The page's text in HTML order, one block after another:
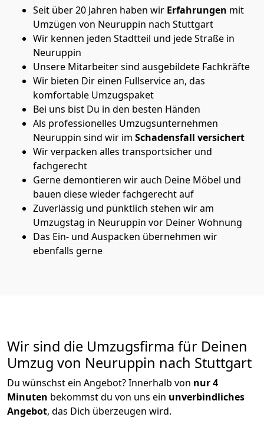
Seit über 20 Jahren haben wir Erfahrungen mit
Umzügen von Neuruppin nach Stuttgart
Wir kennen jeden Stadtteil und jede Straße in
Neuruppin
Unsere Mitarbeiter sind ausgebildete Fachkräfte
Wir bieten Dir einen Fullservice an, das
komfortable Umzugspaket
Bei uns bist Du in den besten Händen
Als professionelles Umzugsunternehmen
Neuruppin sind wir im Schadensfall versichert
Wir verpacken alles transportsicher und
fachgerecht
Gerne demontieren wir auch Deine Möbel und
bauen diese wieder fachgerecht auf
Zuverlässig und pünktlich stehen wir am
Umzugstag in Neuruppin vor Deiner Wohnung
Das Ein- und Auspacken übernehmen wir
ebenfalls gerne
Wir sind die Umzugsfirma für Deinen
Umzug von Neuruppin nach Stuttgart
Du wünschst ein Angebot? Innerhalb von nur 4
Minuten bekommst du von uns ein unverbindliches
Angebot, das Dich überzeugen wird.